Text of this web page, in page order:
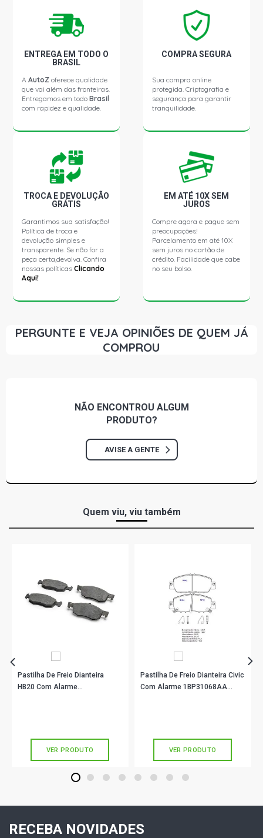
ENTREGA EM TODO O
BRASIL
AAutoZ oferece qualidade
que vai além das fronteiras.
Entregamos em todoBrasil
com rapidez e qualidade.
COMPRA SEGURA
Sua compra online
protegida. Criptografia e
segurança para garantir
tranquilidade.
TROCA E DEVOLUÇÃO
GRÁTIS
Garantimos sua satisfação!
Política de troca e
devolução simples e
transparente. Se não for a
peça certa,devolva. Confira
nossas políticasClicando
Aqui!
EM ATÉ 10X SEM
JUROS
Compre agora e pague sem
preocupações!
Parcelamento em até 10X
sem juros no cartão de
crédito. Facilidade que cabe
no seu bolso.
PERGUNTE E VEJA OPINIÕES DE QUEM JÁ
COMPROU
NÃO ENCONTROU ALGUM
PRODUTO?
AVISE A GENTE
Quem viu, viu também
Pastilha De Freio Dianteira
HB20 Com Alarme
VER PRODUTO
Pastilha De Freio Dianteira Civic
Com Alarme 1BP31068AA
VER PRODUTO
1 2 3 4 5 6 7 8
RECEBA NOVIDADES